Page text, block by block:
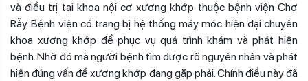
và điều trị tại khoa nội cơ xương khớp thuộc bệnh viện Chợ
Rẫy. Bệnh viện có trang bị hệ thống máy móc hiện đại chuyên
khoa xương khớp để phục vụ quá trình khám và phát hiện
bệnh. Nhờ đó mà người bệnh tìm được rõ nguyên nhân và phát
hiện đúng vấn đề xương khớp đang gặp phải. Chính điều này đã